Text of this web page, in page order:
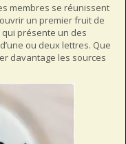
membres se réunissent
un premier fruit de
qui présente un des
ou deux lettres. Que
davantage les sources